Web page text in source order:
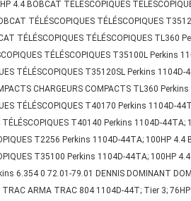
4.4 BOBCAT TÉLÉSCOPIQUES
TÉLÉSCOPIQUES TÉLÉSCOPIQUES
TÉLÉSCOPIQUES TÉLÉSCOPIQUES TL360
TÉLÉSCOPIQUES T35100L Perkins
TÉLÉSCOPIQUES T35120SL Perkins
CHARGEURS COMPACTS TL360
TÉLÉSCOPIQUES T40170 Perkins 1104D-
TÉLÉSCOPIQUES T40140 Perkins 1104D-
T2256 Perkins 1104D-44TA; 100HP
T35100 Perkins 1104D-44TA; 100HP
6.354 0 72.01-79.01 DENNIS DOMINANT
TRAC ARMA TRAC 804 1104D-44T; Tier 3;